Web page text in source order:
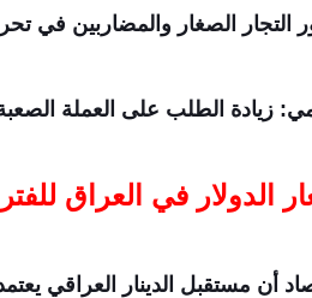
التجار الصغار والمضاربين في
زيادة الطلب على العملة
الدولار في العراق
أن مستقبل الدينار العراقي